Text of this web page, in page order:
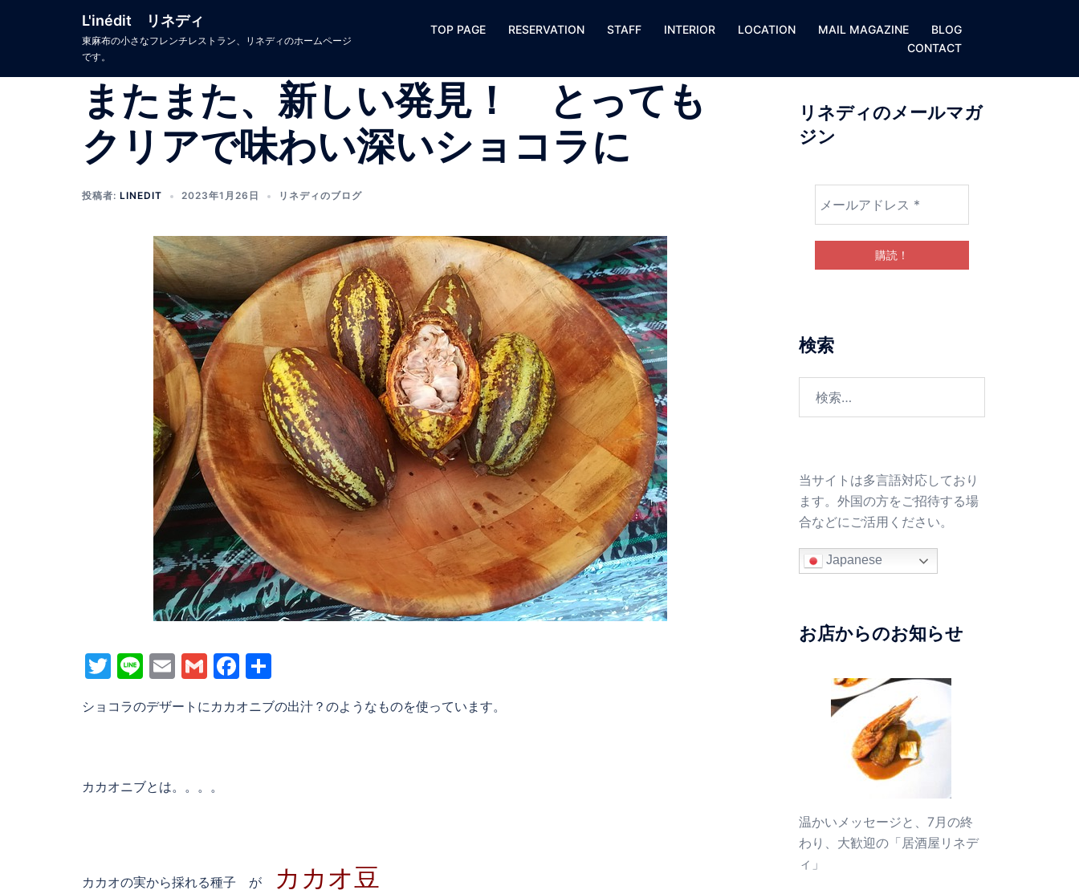
L'inédit リネディ
東麻布の小さなフレンチレストラン、リネディのホームページ
です。
TOP PAGE RESERVATION STAFF INTERIOR LOCATION MAIL MAGAZINE
BLOG
CONTACT
またまた、新しい発見！ とっても
クリアで味わい深いショコラに
投稿者: LINEDIT 2023年1月26日 リネディのブログ
Twitter
LineEmailGmailFacebook
有
ショコラのデザートにカカオニブの出汁？のようなものを使っています。
カカオニブとは。。。。
カカオの実から採れる種子 が カカオ豆
リネディのメールマガ
ジン
検索
当サイトは多言語対応しており
ます。外国の方をご招待する場
合などにご活用ください。
Japanese
お店からのお知らせ
温かいメッセージと、7月の終
わり、大歓迎の「居酒屋リネデ
ィ」